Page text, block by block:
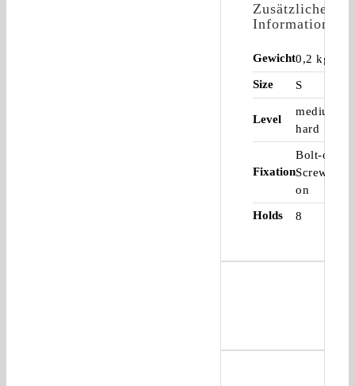
Zusätzliche
Informationen
Gewicht0,2 kg
Size
S
Level
medium-
hard
Fixation
Bolt-on,
Screw-
on
Holds
8